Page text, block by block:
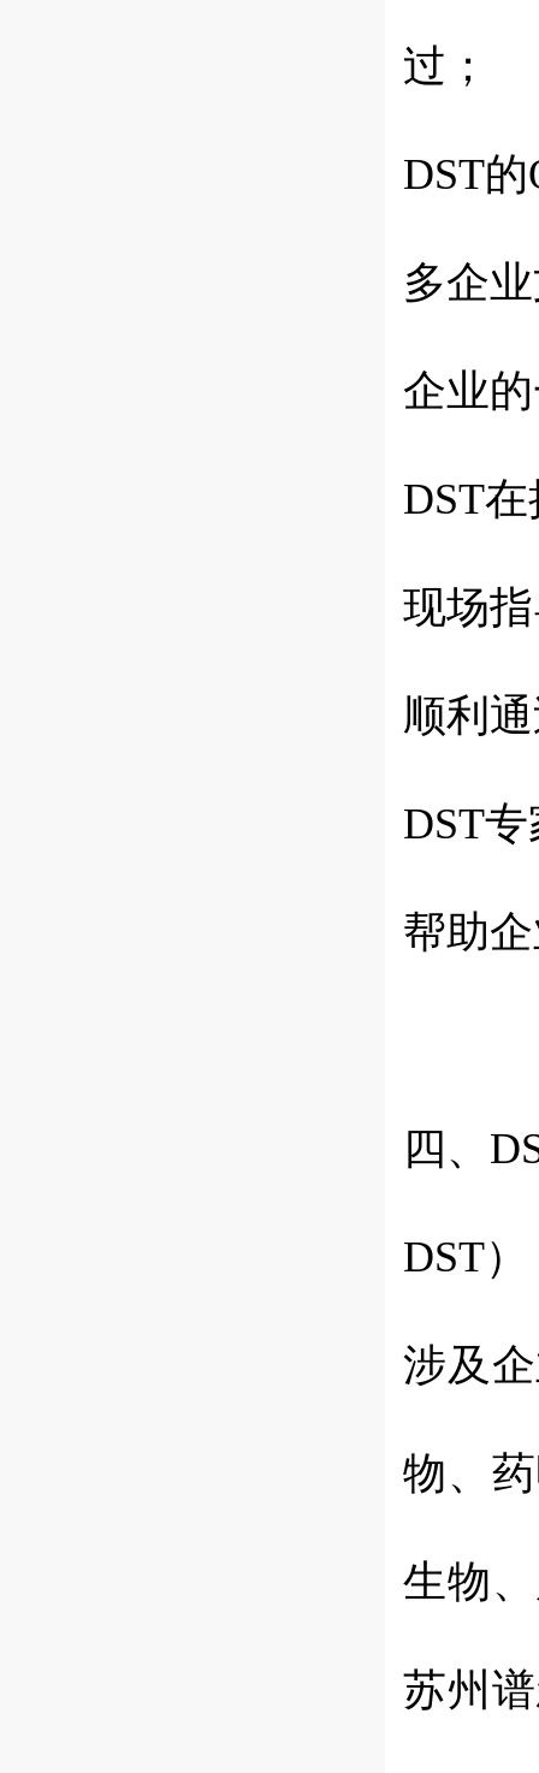
过；
DST的
多企
企业
DST在
现场
顺利
DST专
帮助
四、
DST）
涉及
物、
生物、
苏州